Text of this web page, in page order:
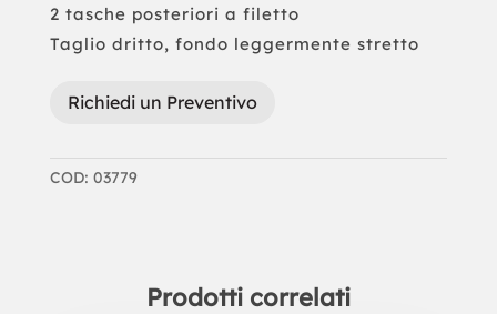
2 tasche posteriori a filetto
Taglio dritto, fondo leggermente stretto
Richiedi un Preventivo
COD: 03779
Prodotti correlati